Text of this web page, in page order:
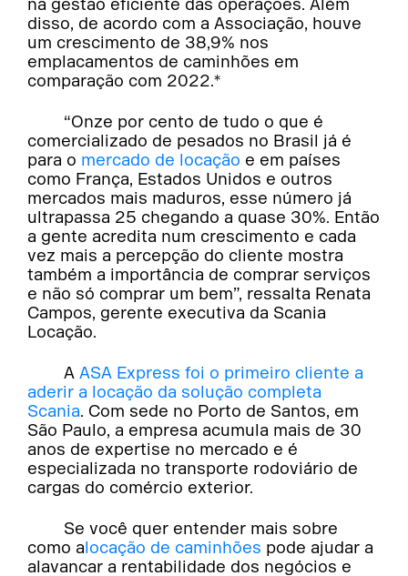
na gestão eficiente das operações. Além
disso, de acordo com a Associação, houve
um crescimento de 38,9% nos
emplacamentos de caminhões em
comparação com 2022.*
“Onze por cento de tudo o que é
comercializado de pesados no Brasil já é
para o mercado de locação e em países
como França, Estados Unidos e outros
mercados mais maduros, esse número já
ultrapassa 25 chegando a quase 30%. Então
a gente acredita num crescimento e cada
vez mais a percepção do cliente mostra
também a importância de comprar serviços
e não só comprar um bem”, ressalta Renata
Campos, gerente executiva da Scania
Locação.
AASA Express foi o primeiro cliente a
aderir a locação da solução completa
Scania. Com sede no Porto de Santos, em
São Paulo, a empresa acumula mais de 30
anos de expertise no mercado e é
especializada no transporte rodoviário de
cargas do comércio exterior.
Se você quer entender mais sobre
como alocação de caminhões pode ajudar a
alavancar a rentabilidade dos negócios e